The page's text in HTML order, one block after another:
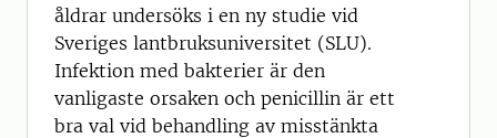
åldrar undersöks i en ny studie vid
Sveriges lantbruksuniversitet (SLU).
Infektion med bakterier är den
vanligaste orsaken och penicillin är ett
bra val vid behandling av misstänkta